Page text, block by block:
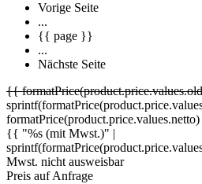
Vorige Seite
...
{{ page }}
...
Nächste Seite
{{
{{ "%s (mit Mwst.)" |
Mwst. nicht ausweisbar
Preis auf Anfrage